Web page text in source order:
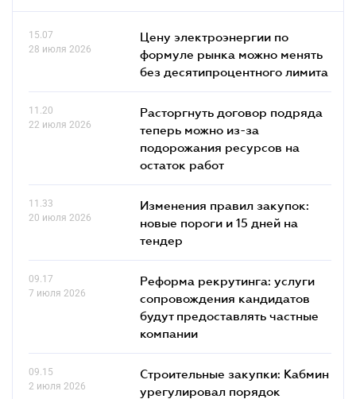
15.07
28 июля 2026
Цену электроэнергии по
формуле рынка можно менять
без десятипроцентного лимита
11.20
22 июля 2026
Расторгнуть договор подряда
теперь можно из-за
подорожания ресурсов на
остаток работ
11.33
20 июля 2026
Изменения правил закупок:
новые пороги и 15 дней на
тендер
09.17
7 июля 2026
Реформа рекрутинга: услуги
сопровождения кандидатов
будут предоставлять частные
компании
09.15
2 июля 2026
Строительные закупки: Кабмин
урегулировал порядок